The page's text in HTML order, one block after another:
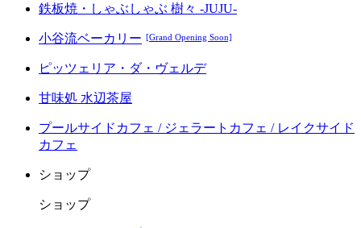
鉄板焼・しゃぶしゃぶ 樹々 -JUJU-
小谷流ベーカリー [Grand Opening Soon]
ピッツェリア・ダ・ヴェルデ
甘味処 水辺茶屋
プールサイドカフェ / ジェラートカフェ / レイクサイド
カフェ
ショップ
ショップ